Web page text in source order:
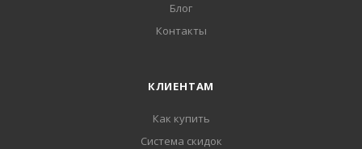
Блог
Контакты
КЛИЕНТАМ
Как купить
Система скидок